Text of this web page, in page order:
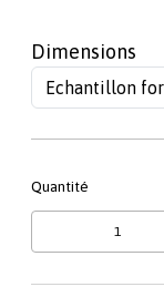
Dimensions
Quantité